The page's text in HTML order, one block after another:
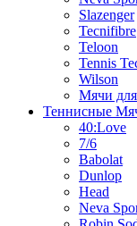
Slazenger
Tecnifibre
Teloon
Tennis
Wilson
Мячи для
Теннисные
40:Love
7/6
Babolat
Dunlop
Head
Neva